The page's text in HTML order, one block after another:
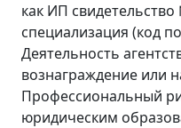
как ИП
специализация (код
Деятельность
вознаграждение или
Профессиональный
юридическим